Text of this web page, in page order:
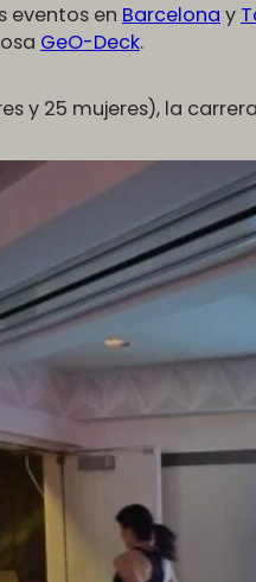
eventos en Barcelona y
GeO-Deck.
y 25 mujeres), la